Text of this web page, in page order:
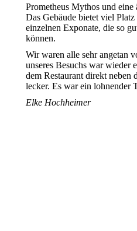
Prometheus Mythos und eine
Das Gebäude bietet viel
einzelnen Exponate, die so
können.
Wir waren alle sehr angetan
unseres Besuchs war wieder
dem Restaurant direkt neben
lecker. Es war ein lohnender
Elke Hochheimer